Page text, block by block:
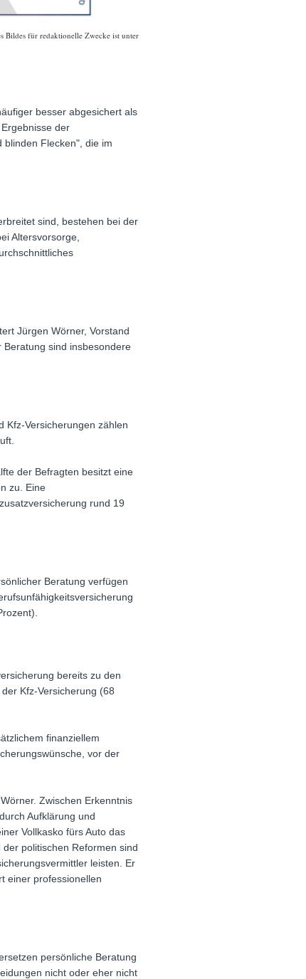
Bildes für redaktionelle Zwecke ist unter
besser abgesichert als
der
blinden Flecken", die im
sind, bestehen bei der
Altersvorsorge,
Jürgen Wörner, Vorstand
sind insbesondere
Kfz-Versicherungen zählen
der Befragten besitzt eine
zu. Eine
rund 19
Beratung verfügen
bereits zu den
Kfz-Versicherung (68
finanziellem
vor der
Zwischen Erkenntnis
Aufklärung und
Vollkasko fürs Auto das
politischen Reformen sind
leisten. Er
einer professionellen
persönliche Beratung
nicht oder eher nicht